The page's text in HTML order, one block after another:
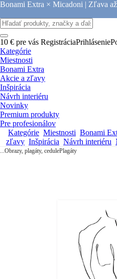
Bonami Extra × Micadoni | Zľava
10 € pre vás RegistráciaPrihlásenie
Kategórie
Miestnosti
Bonami Extra
Akcie a zľavy
Inšpirácia
Návrh interiéru
Novinky
Premium produkty
Pre profesionálov
Kategórie Miestnosti Bonami
zľavy Inšpirácia Návrh interiéru
...Obrazy, plagáty, cedulePlagáty